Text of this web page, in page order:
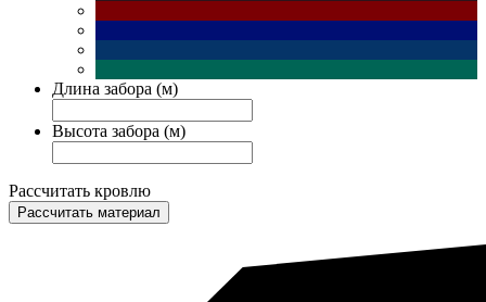
Длина забора (м)
Высота забора (м)
Рассчитать кровлю
Рассчитать материал